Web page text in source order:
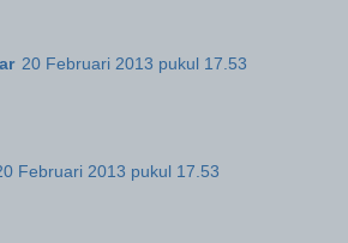
20 Februari 2013 pukul 17.53
Februari 2013 pukul 17.53